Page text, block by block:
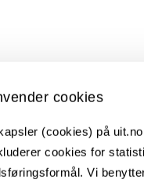
cookies
(cookies) på
cookies for
Vi